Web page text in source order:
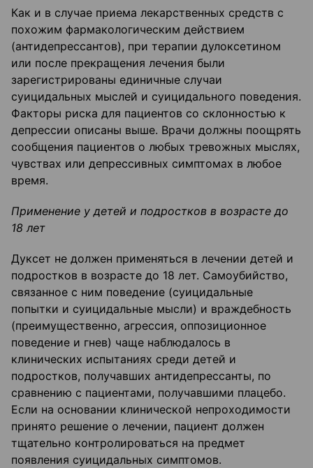
Как и в случае приема лекарственных средств с
похожим фармакологическим действием
(антидепрессантов), при терапии дулоксетином
или после прекращения лечения были
зарегистрированы единичные случаи
суицидальных мыслей и суицидального поведения.
Факторы риска для пациентов со склонностью к
депрессии описаны выше. Врачи должны поощрять
сообщения пациентов о любых тревожных мыслях,
чувствах или депрессивных симптомах в любое
время.
Применение у детей и подростков в возрасте до
18 лет
Дуксет не должен применяться в лечении детей и
подростков в возрасте до 18 лет. Самоубийство,
связанное с ним поведение (суицидальные
попытки и суицидальные мысли) и враждебность
(преимущественно, агрессия, оппозиционное
поведение и гнев) чаще наблюдалось в
клинических испытаниях среди детей и
подростков, получавших антидепрессанты, по
сравнению с пациентами, получавшими плацебо.
Если на основании клинической непроходимости
принято решение о лечении, пациент должен
тщательно контролироваться на предмет
появления суицидальных симптомов.